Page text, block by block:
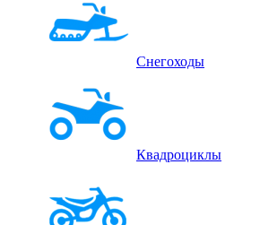
Снегоходы
Квадроциклы